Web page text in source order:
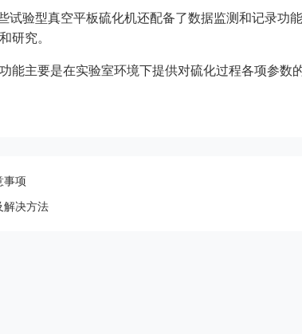
试验型真空平板硫化机还配备了数据监测和记录功
研究。
能主要是在实验室环境下提供对硫化过程各项参数
事项
解决方法